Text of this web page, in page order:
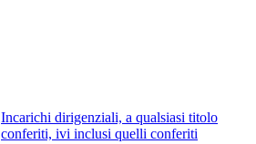
Incarichi dirigenziali, a qualsiasi titolo
conferiti, ivi inclusi quelli conferiti